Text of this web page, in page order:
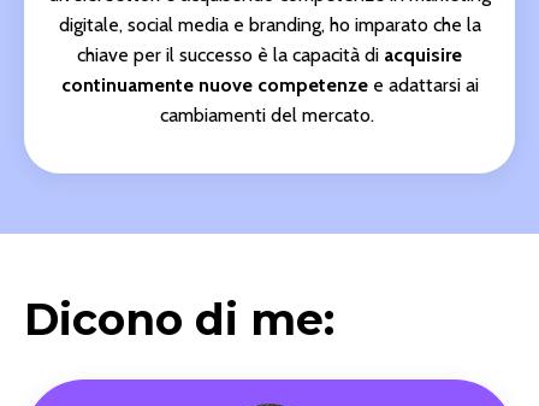
digitale, social media e branding, ho imparato che la
chiave per il successo è la capacità di acquisire
continuamente nuove competenze e adattarsi ai
cambiamenti del mercato.
Dicono di me: